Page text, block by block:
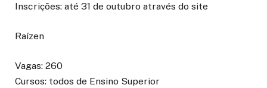
Inscrições: até 31 de outubro através do site
Raízen
Vagas: 260
Cursos: todos de Ensino Superior